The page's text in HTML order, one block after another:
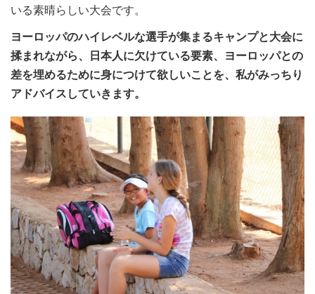
いる素晴らしい大会です。
ヨーロッパのハイレベルな選手が集まるキャンプと大会に
揉まれながら、日本人に欠けている要素、ヨーロッパとの
差を埋めるために身につけて欲しいことを、私がみっちり
アドバイスしていきます。